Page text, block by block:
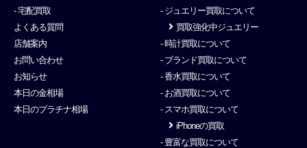
- 宅配買取
よくある質問
店舗案内
お問い合わせ
お知らせ
本日の金相場
本日のプラチナ相場
- ジュエリー買取について
買取強化中ジュエリー
- 時計買取について
- ブランド買取について
- 香水買取について
- お酒買取について
- スマホ買取について
iPhoneの買取
- 豊富な買取について